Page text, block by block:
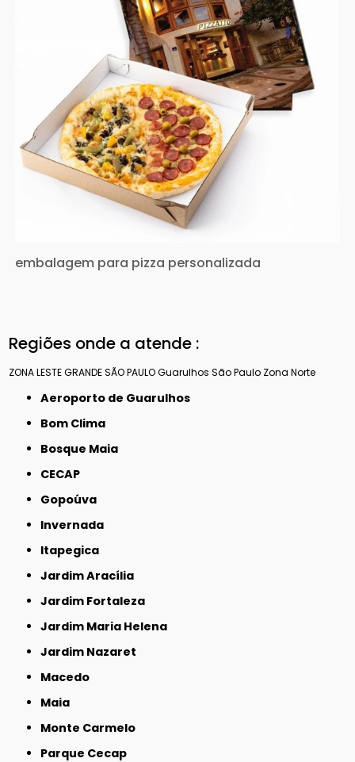
embalagem para pizza personalizada
Regiões onde a atende :
ZONA LESTEGRANDE SÃO PAULOGuarulhos São Paulo Zona Norte
Aeroporto de Guarulhos
Bom Clima
Bosque Maia
CECAP
Gopoúva
Invernada
Itapegica
Jardim Aracília
Jardim Fortaleza
Jardim Maria Helena
Jardim Nazaret
Macedo
Maia
Monte Carmelo
Parque Cecap